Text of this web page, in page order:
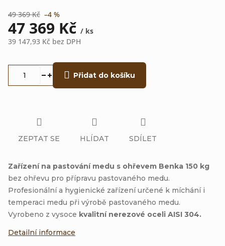
49 369 Kč –4 %
47 369 Kč / ks
39 147,93 Kč bez DPH
Přidat do košíku
Zařízení na pastování medu s ohřevem Benka 150 kg
bez ohřevu pro přípravu pastovaného medu.
Profesionální a hygienické zařízení určené k míchání i
temperaci medu při výrobě pastovaného medu.
Vyrobeno z vysoce kvalitní nerezové oceli AISI 304.
Detailní informace
ZEPTAT SE HLÍDAT SDÍLET